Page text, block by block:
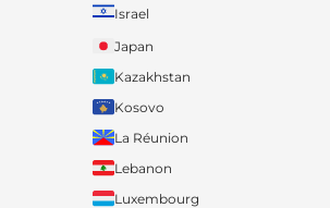
Israel
Japan
Kazakhstan
Kosovo
La Réunion
Lebanon
Luxembourg